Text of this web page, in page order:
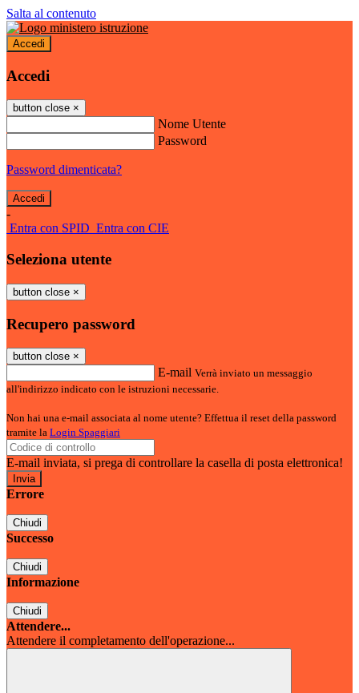
Salta al contenuto
Accedi
Accedi
button close ×
Nome Utente
Password
Password dimenticata?
-
Entra con SPID Entra con CIE
Seleziona utente
button close ×
Recupero password
button close ×
E-mail Verrà inviato un messaggio
all'indirizzo indicato con le istruzioni necessarie.
Non hai una e-mail associata al nome utente? Effettua il reset della password
tramite la Login Spaggiari
E-mail inviata, si prega di controllare la casella di posta elettronica!
Errore
Chiudi
Successo
Chiudi
Informazione
Chiudi
Attendere...
Attendere il completamento dell'operazione...